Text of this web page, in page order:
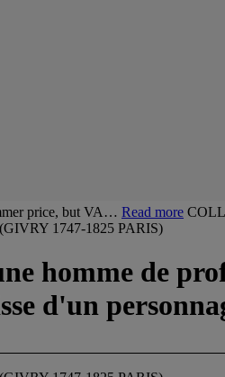
price, but VA… Read more
1747-1825 PARIS)
homme de
d'un